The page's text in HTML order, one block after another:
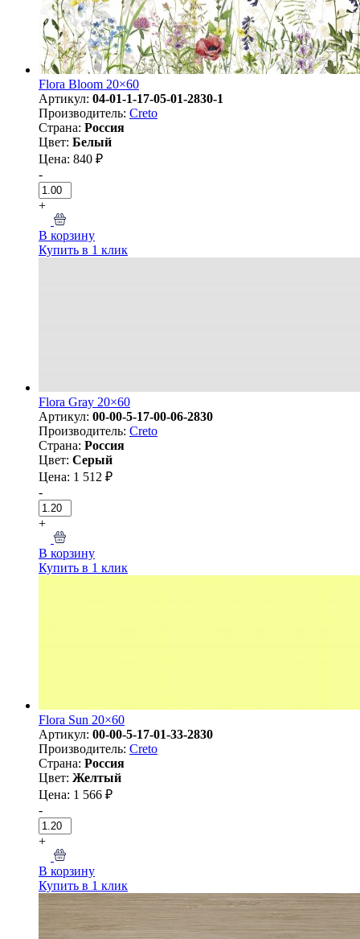
Flora Bloom 20×60
Артикул: 04-01-1-17-05-01-2830-1
Производитель: Creto
Страна: Россия
Цвет: Белый
Цена: 840 ₽
-
+
В корзину
Купить в 1 клик
Flora Gray 20×60
Артикул: 00-00-5-17-00-06-2830
Производитель: Creto
Страна: Россия
Цвет: Серый
Цена: 1 512 ₽
-
+
В корзину
Купить в 1 клик
Flora Sun 20×60
Артикул: 00-00-5-17-01-33-2830
Производитель: Creto
Страна: Россия
Цвет: Желтый
Цена: 1 566 ₽
-
+
В корзину
Купить в 1 клик